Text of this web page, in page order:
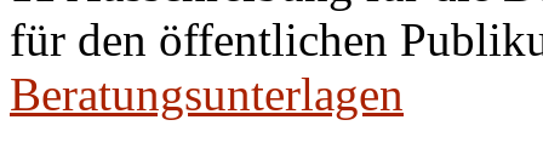
für den öffentlichen
Beratungsunterlagen